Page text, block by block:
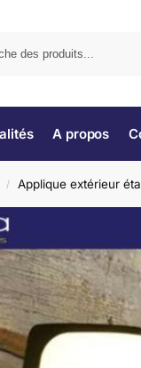
A propos
/ Applique extérieur